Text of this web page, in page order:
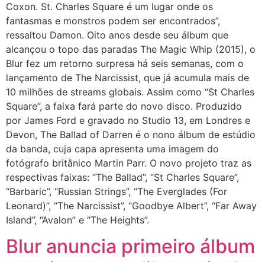
Coxon. St. Charles Square é um lugar onde os
fantasmas e monstros podem ser encontrados”,
ressaltou Damon. Oito anos desde seu álbum que
alcançou o topo das paradas The Magic Whip (2015), o
Blur fez um retorno surpresa há seis semanas, com o
lançamento de The Narcissist, que já acumula mais de
10 milhões de streams globais. Assim como “St Charles
Square”, a faixa fará parte do novo disco. Produzido
por James Ford e gravado no Studio 13, em Londres e
Devon, The Ballad of Darren é o nono álbum de estúdio
da banda, cuja capa apresenta uma imagem do
fotógrafo britânico Martin Parr. O novo projeto traz as
respectivas faixas: “The Ballad”, “St Charles Square”,
“Barbaric”, “Russian Strings”, “The Everglades (For
Leonard)”, “The Narcissist”, “Goodbye Albert”, “Far Away
Island”, “Avalon” e “The Heights”.
Blur anuncia primeiro álbum